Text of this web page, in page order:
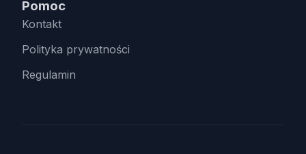
Pomoc
Kontakt
Polityka prywatności
Regulamin